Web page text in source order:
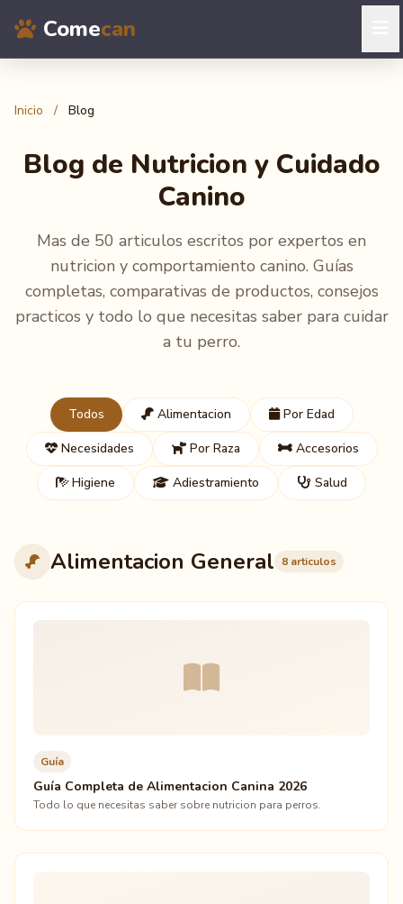
Comecan
Inicio / Blog
Blog de Nutricion y Cuidado
Canino
Mas de 50 articulos escritos por expertos en
nutricion y comportamiento canino. Guías
completas, comparativas de productos, consejos
practicos y todo lo que necesitas saber para cuidar
a tu perro.
Todos Alimentacion
Por Edad
Necesidades
Por Raza
Accesorios
Higiene
Adiestramiento Salud
Alimentacion General 8 articulos
Guía
Guía Completa de Alimentacion Canina 2026
Todo lo que necesitas saber sobre nutricion para perros.